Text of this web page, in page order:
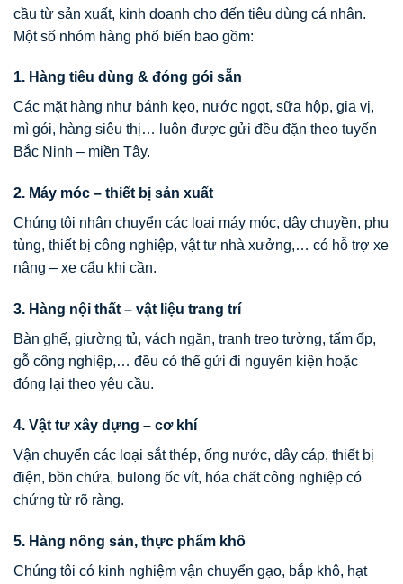
cầu từ sản xuất, kinh doanh cho đến tiêu dùng cá nhân.
Một số nhóm hàng phổ biến bao gồm:
1. Hàng tiêu dùng & đóng gói sẵn
Các mặt hàng như bánh kẹo, nước ngọt, sữa hộp, gia vị,
mì gói, hàng siêu thị… luôn được gửi đều đặn theo tuyến
Bắc Ninh – miền Tây.
2. Máy móc – thiết bị sản xuất
Chúng tôi nhận chuyển các loại máy móc, dây chuyền, phụ
tùng, thiết bị công nghiệp, vật tư nhà xưởng,… có hỗ trợ xe
nâng – xe cẩu khi cần.
3. Hàng nội thất – vật liệu trang trí
Bàn ghế, giường tủ, vách ngăn, tranh treo tường, tấm ốp,
gỗ công nghiệp,… đều có thể gửi đi nguyên kiện hoặc
đóng lại theo yêu cầu.
4. Vật tư xây dựng – cơ khí
Vận chuyển các loại sắt thép, ống nước, dây cáp, thiết bị
điện, bồn chứa, bulong ốc vít, hóa chất công nghiệp có
chứng từ rõ ràng.
5. Hàng nông sản, thực phẩm khô
Chúng tôi có kinh nghiệm vận chuyển gạo, bắp khô, hạt